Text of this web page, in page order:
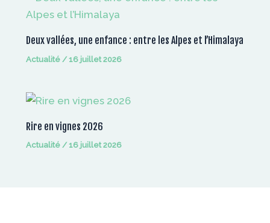
Deux vallées, une enfance : entre les Alpes et l’Himalaya
Actualité/16 juillet 2026
Rire en vignes 2026
Actualité/16 juillet 2026